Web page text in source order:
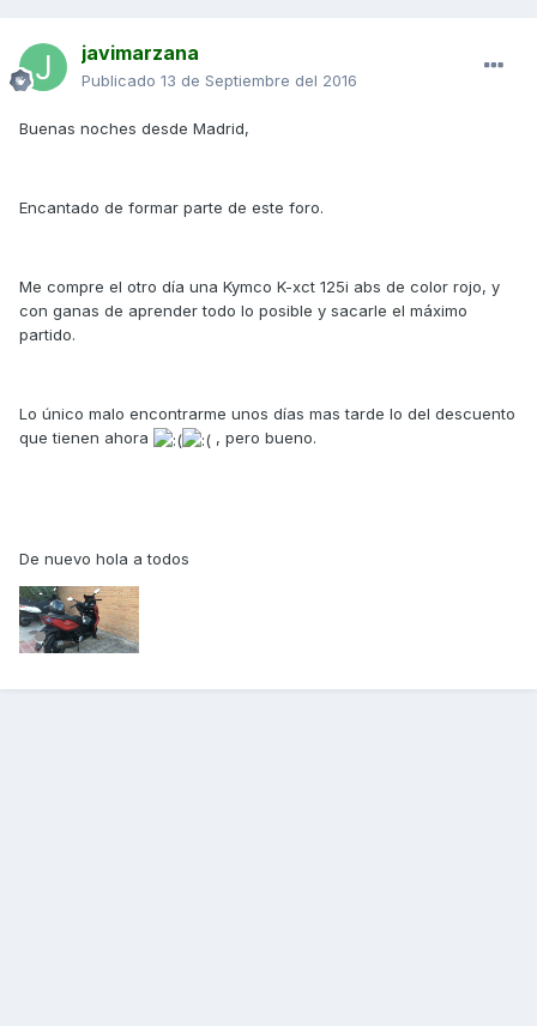
javimarzana
Publicado 13 de Septiembre del 2016
Buenas noches desde Madrid,
Encantado de formar parte de este foro.
Me compre el otro día una Kymco K-xct 125i abs de color rojo, y
con ganas de aprender todo lo posible y sacarle el máximo
partido.
Lo único malo encontrarme unos días mas tarde lo del descuento
que tienen ahora
, pero bueno.
De nuevo hola a todos